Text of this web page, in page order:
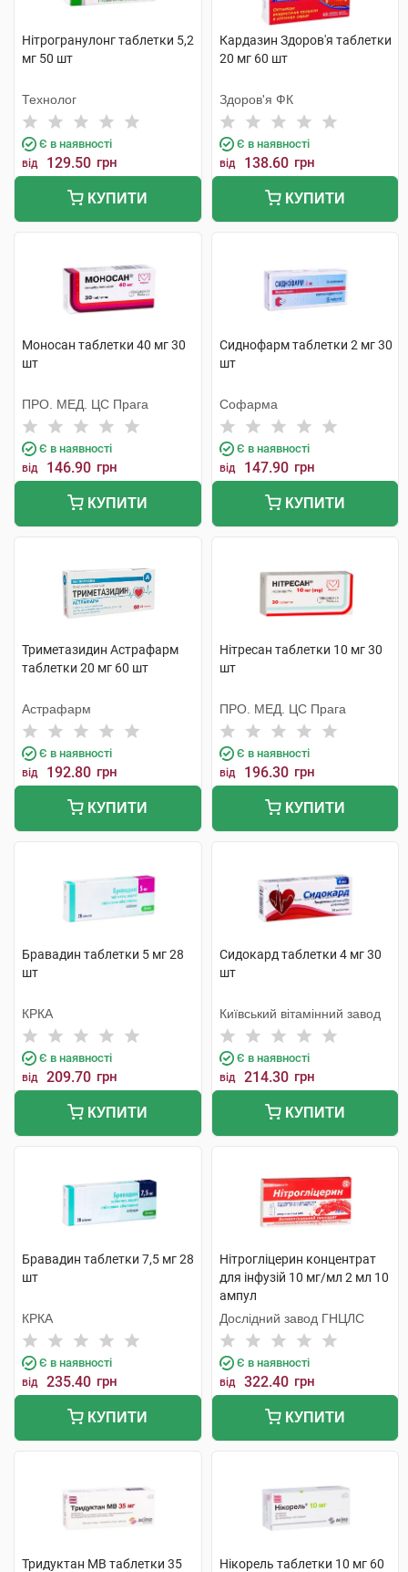
Нітрогранулонг таблетки 5,2
мг 50 шт
Технолог
Є в наявності
від 129.50 грн
КУПИТИ
Кардазин Здоров'я таблетки
20 мг 60 шт
Здоров'я ФК
Є в наявності
від 138.60 грн
КУПИТИ
Моносан таблетки 40 мг 30
шт
ПРО. МЕД. ЦС Прага
Є в наявності
від 146.90 грн
КУПИТИ
Сиднофарм таблетки 2 мг 30
шт
Софарма
Є в наявності
від 147.90 грн
КУПИТИ
Триметазидин Астрафарм
таблетки 20 мг 60 шт
Астрафарм
Є в наявності
від 192.80 грн
КУПИТИ
Нітресан таблетки 10 мг 30
шт
ПРО. МЕД. ЦС Прага
Є в наявності
від 196.30 грн
КУПИТИ
Бравадин таблетки 5 мг 28
шт
КРКА
Є в наявності
від 209.70 грн
КУПИТИ
Сидокард таблетки 4 мг 30
шт
Київський вітамінний завод
Є в наявності
від 214.30 грн
КУПИТИ
Бравадин таблетки 7,5 мг 28
шт
КРКА
Є в наявності
від 235.40 грн
КУПИТИ
Нітрогліцерин концентрат
для інфузій 10 мг/мл 2 мл 10
ампул
Дослідний завод ГНЦЛС
Є в наявності
від 322.40 грн
КУПИТИ
Тридуктан МВ таблетки 35
Нікорель таблетки 10 мг 60